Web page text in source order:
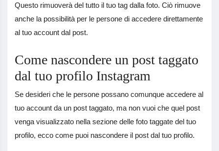
Questo rimuoverà del tutto il tuo tag dalla foto. Ciò rimuove
anche la possibilità per le persone di accedere direttamente
al tuo account dal post.
Come nascondere un post taggato
dal tuo profilo Instagram
Se desideri che le persone possano comunque accedere al
tuo account da un post taggato, ma non vuoi che quel post
venga visualizzato nella sezione delle foto taggate del tuo
profilo, ecco come puoi nascondere il post dal tuo profilo.